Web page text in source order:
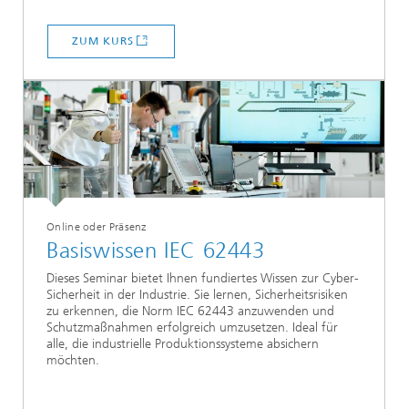
ZUM KURS
Online oder Präsenz
Basiswissen IEC 62443
Dieses Seminar bietet Ihnen fundiertes Wissen zur Cyber-
Sicherheit in der Industrie. Sie lernen, Sicherheitsrisiken
zu erkennen, die Norm IEC 62443 anzuwenden und
Schutzmaßnahmen erfolgreich umzusetzen. Ideal für
alle, die industrielle Produktionssysteme absichern
möchten.